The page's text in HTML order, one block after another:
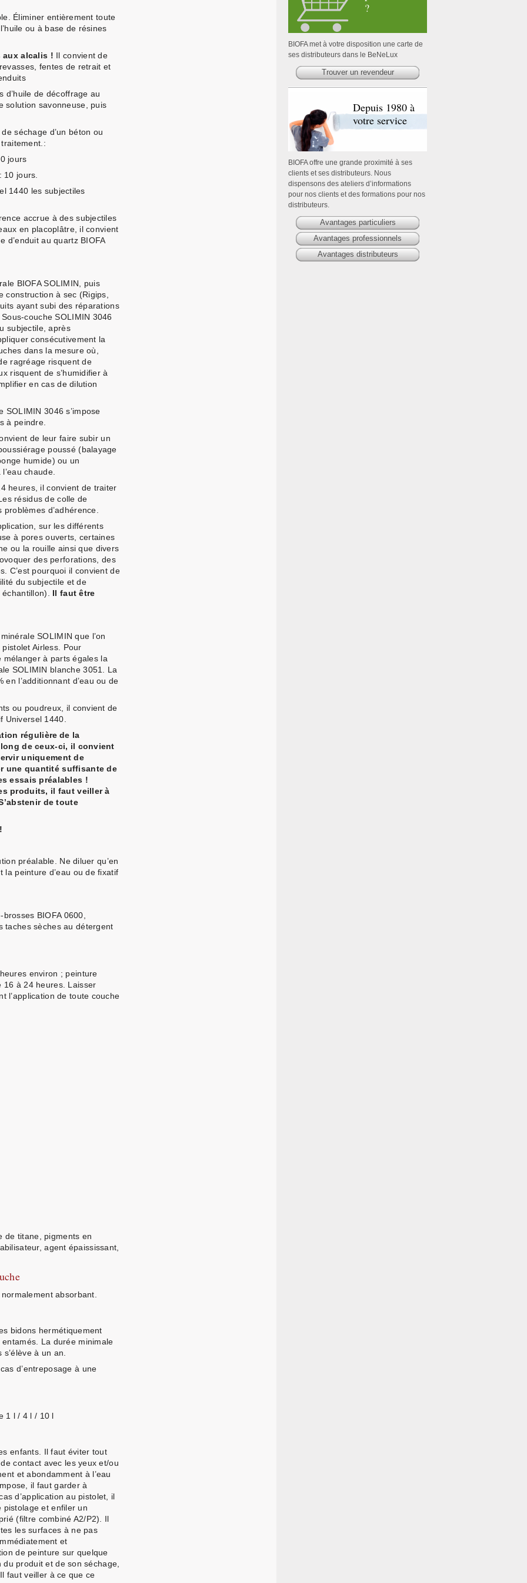
Éliminer entièrement toute
ou à base de résines
aux alcalis ! Il convient de
fentes de retrait et
d’huile de décoffrage au
solution savonneuse, puis
séchage d’un béton ou
traitement.:
jours
10 jours.
1440 les subjectiles
accrue à des subjectiles
en placoplâtre, il convient
d’enduit au quartz BIOFA
BIOFA SOLIMIN, puis
construction à sec (Rigips,
ayant subi des réparations
couche SOLIMIN 3046
subjectile, après
consécutivement la
dans la mesure où,
ragréage risquent de
risquent de s’humidifier à
en cas de dilution
SOLIMIN 3046 s’impose
à peindre.
de leur faire subir un
poussé (balayage
humide) ou un
chaude.
heures, il convient de traiter
résidus de colle de
d’adhérence.
sur les différents
à pores ouverts, certaines
ou la rouille ainsi que divers
des perforations, des
C’est pourquoi il convient de
du subjectile et de
Il faut être
SOLIMIN que l’on
Airless. Pour
mélanger à parts égales la
SOLIMIN blanche 3051. La
l’additionnant d’eau ou de
ou poudreux, il convient de
Universel 1440.
régulière de la
de ceux-ci, il convient
uniquement de
une quantité suffisante de
essais préalables !
produits, il faut veiller à
de toute
préalable. Ne diluer qu’en
la peinture d’eau ou de fixatif
BIOFA 0600,
taches sèches au détergent
environ ; peinture
16 à 24 heures. Laisser
l’application de toute couche
de titane, pigments en
agent épaississant,
absorbant.
bidons hermétiquement
La durée minimale
à un an.
d’entreposage à une
1 l / 4 l / 10 l
enfants. Il faut éviter tout
contact avec les yeux et/ou
et abondamment à l’eau
il faut garder à
d’application au pistolet, il
pistolage et enfiler un
(filtre combiné A2/P2). Il
les surfaces à ne pas
et
de peinture sur quelque
produit et de son séchage,
faut veiller à ce que ce
?
BIOFA met à votre disposition une carte de
ses distributeurs dans le BeNeLux
Trouver un revendeur
Depuis 1980 à
votre service
BIOFA offre une grande proximité à ses
clients et ses distributeurs. Nous
dispensons des ateliers d’informations
pour nos clients et des formations pour nos
distributeurs.
Avantages particuliers
Avantages professionnels
Avantages distributeurs